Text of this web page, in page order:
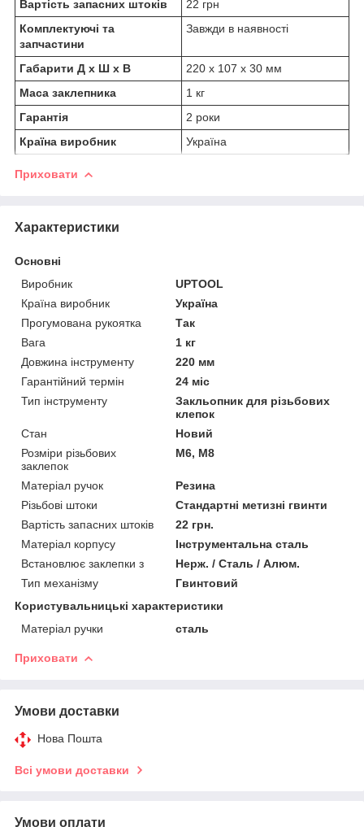
Вартість запасних штоків
22 грн
Комплектуючі та
запчастини
Завжди в наявності
Габарити Д х Ш х В
220 х 107 х 30 мм
Маса заклепника
1 кг
Гарантія
2 роки
Країна виробник
Україна
Приховати
Характеристики
Основні
Виробник
UPTOOL
Країна виробник
Україна
Прогумована рукоятка
Так
Вага
1 кг
Довжина інструменту
220 мм
Гарантійний термін
24 міс
Тип інструменту
Закльопник для різьбових
клепок
Стан
Новий
Розміри різьбових
заклепок
M6, M8
Матеріал ручок
Резина
Різьбові штоки
Стандартні метизні гвинти
Вартість запасних штоків
22 грн.
Матеріал корпусу
Інструментальна сталь
Встановлює заклепки з
Нерж. / Сталь / Алюм.
Тип механізму
Гвинтовий
Користувальницькі характеристики
Матеріал ручки
сталь
Приховати
Умови доставки
Нова Пошта
Всі умови доставки
Умови оплати